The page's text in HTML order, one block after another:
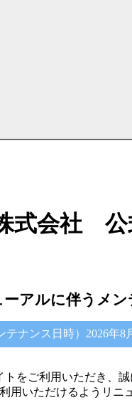
式会社
アルに伴うメ
テナンス日時）2026年8
トをご利用いただき、
用いただけるようリニ